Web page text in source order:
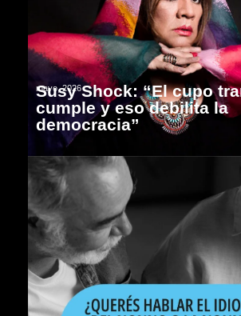
mayo, 2026
Susy Shock: “El cupo
cumple y eso debilita la
democracia”